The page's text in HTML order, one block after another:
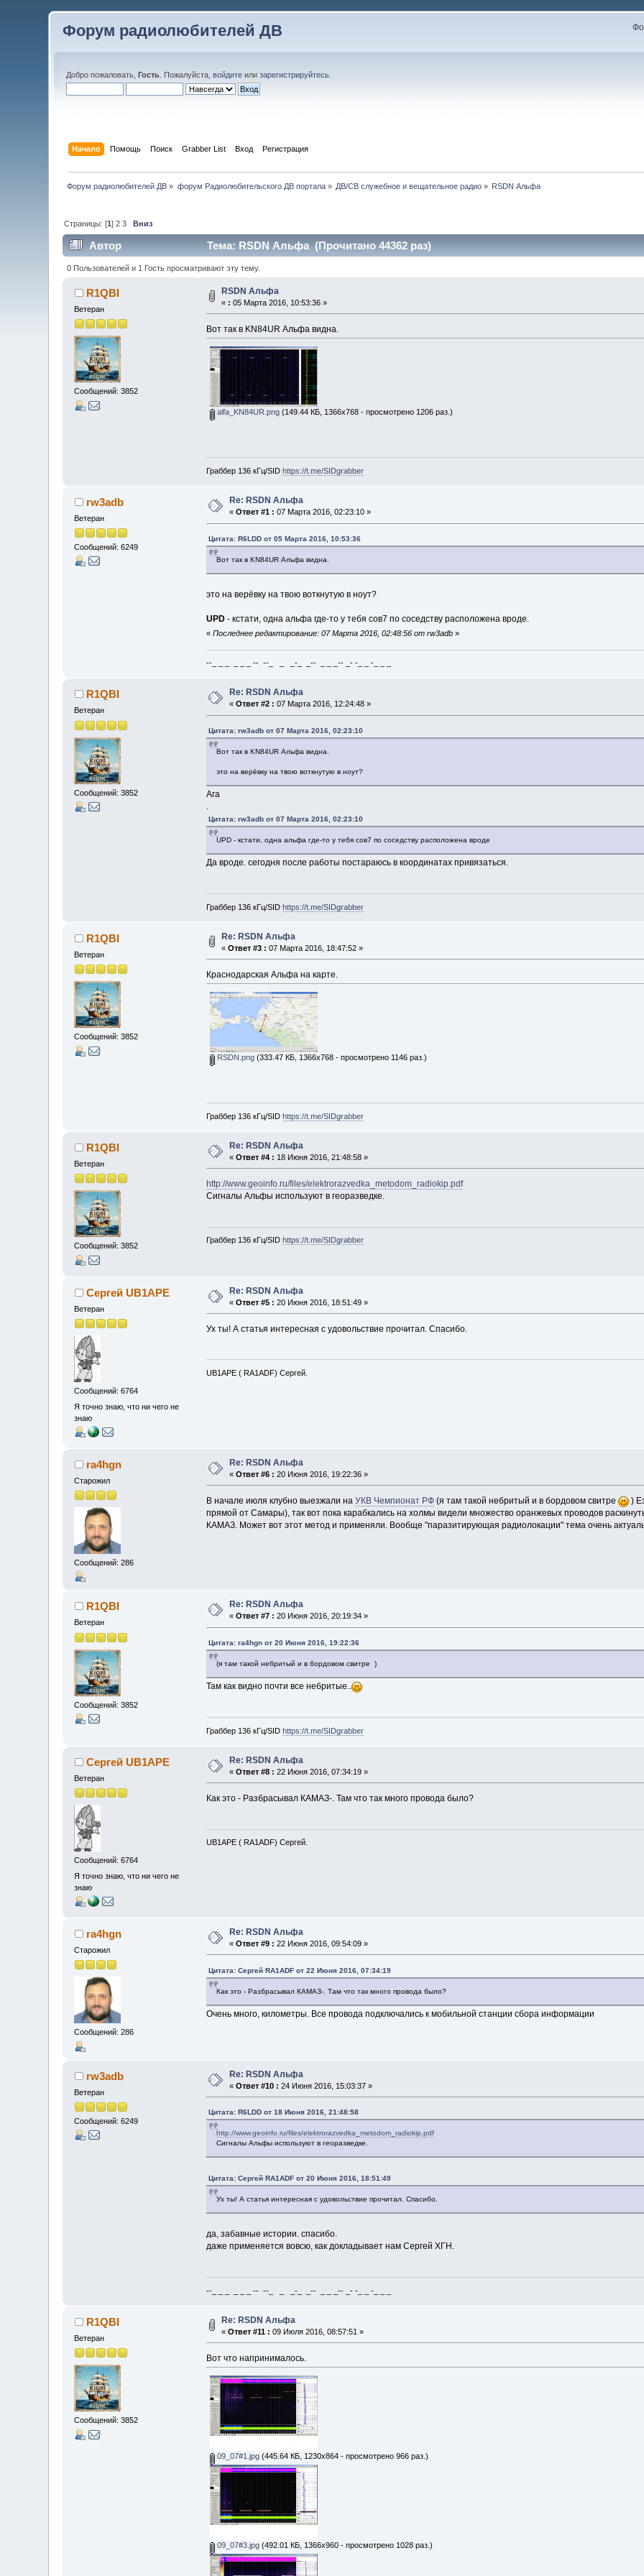
Форум радиолюбителей ДВ
Добро пожаловать,Гость . Пожалуйста,войдите илизарегистрируйтесь
Начало Помощь Поиск Grabber List Вход Регистрация
Форум радиолюбителей ДВ » форум Радиолюбительского ДВ портала» ДВ/СВ служебное и вещательное радио » RSDN Альфа
Страницы: [1]2 3 Вниз
Автор Тема: RSDN Альфа (Прочитано 44362 раз)
0 Пользователей и 1 Гость просматривают эту тему.
R1QBI
Ветеран
Сообщений: 3852
RSDN Альфа
« : 05 Марта 2016, 10:53:36 »
Вот так в KN84UR Альфа видна.
alfa_KN84UR.png (149.44 КБ, 1366x768 - просмотрено 1206 раз.)
Граббер 136 кГц/SID https://t.me/SIDgrabber
rw3adb
Ветеран
Сообщений: 6249
Re: RSDN Альфа
«Ответ #1 : 07 Марта 2016, 02:23:10 »
Цитата: R6LDD от 05 Марта 2016, 10:53:36
Вот так в KN84UR Альфа видна.
это на верёвку на твою воткнутую в ноут?
UPD- кстати, одна альфа где-то у тебя сов7 по соседству расположена вроде.
« Последнее редактирование: 07 Марта 2016, 02:48:56 от rw3adb»
--_ _ _ _ _ _ -- --_ _ _-_ _-- _ _ _-- _- -_ _ -_ _ _
R1QBI
Ветеран
Сообщений: 3852
Re: RSDN Альфа
«Ответ #2 : 07 Марта 2016, 12:24:48 »
Цитата: rw3adb от 07 Марта 2016, 02:23:10
Вот так в KN84UR Альфа видна.
это на верёвку на твою воткнутую в ноут?
Ага
.
Цитата: rw3adb от 07 Марта 2016, 02:23:10
UPD - кстати, одна альфа где-то у тебя сов7 по соседству расположена вроде
Да вроде. сегодня после работы постараюсь в координатах привязаться.
Граббер 136 кГц/SID https://t.me/SIDgrabber
R1QBI
Ветеран
Сообщений: 3852
Re: RSDN Альфа
«Ответ #3 : 07 Марта 2016, 18:47:52 »
Краснодарская Альфа на карте.
RSDN.png (333.47 КБ, 1366x768 - просмотрено 1146 раз.)
Граббер 136 кГц/SID https://t.me/SIDgrabber
R1QBI
Ветеран
Сообщений: 3852
Re: RSDN Альфа
«Ответ #4 : 18 Июня 2016, 21:48:58 »
http://www.geoinfo.ru/files/elektrorazvedka_metodom_radiokip.pdf
Сигналы Альфы используют в георазведке.
Граббер 136 кГц/SID https://t.me/SIDgrabber
Сергей UB1APE
Ветеран
Сообщений: 6764
Я точно знаю, что ни чего не
знаю
Re: RSDN Альфа
«Ответ #5 : 20 Июня 2016, 18:51:49 »
Ух ты! А статья интересная с удовольствие прочитал. Спасибо.
UB1APE ( RA1ADF) Сергей.
ra4hgn
Старожил
Сообщений: 286
Re: RSDN Альфа
«Ответ #6 : 20 Июня 2016, 19:22:36 »
В начале июля клубно выезжали на УКВ Чемпионат РФ(я там такой небритый и в бордовом свитре
)
прямой от Самары), так вот пока карабкались на холмы видели множество оранжевых проводов
КАМАЗ. Может вот этот метод и применяли. Вообще "паразитирующая радиолокации" тема очень
R1QBI
Ветеран
Сообщений: 3852
Re: RSDN Альфа
«Ответ #7 : 20 Июня 2016, 20:19:34 »
Цитата: ra4hgn от 20 Июня 2016, 19:22:36
(я там такой небритый и в бордовом свитре )
Там как видно почти все небритые..
Граббер 136 кГц/SID https://t.me/SIDgrabber
Сергей UB1APE
Ветеран
Сообщений: 6764
Я точно знаю, что ни чего не
знаю
Re: RSDN Альфа
«Ответ #8 : 22 Июня 2016, 07:34:19 »
Как это - Разбрасывал КАМАЗ-. Там что так много провода было?
UB1APE ( RA1ADF) Сергей.
ra4hgn
Старожил
Сообщений: 286
Re: RSDN Альфа
«Ответ #9 : 22 Июня 2016, 09:54:09 »
Цитата: Сергей RA1ADF от 22 Июня 2016, 07:34:19
Как это - Разбрасывал КАМАЗ-. Там что так много провода было?
Очень много, километры. Все провода подключались к мобильной станции сбора информации
rw3adb
Ветеран
Сообщений: 6249
Re: RSDN Альфа
«Ответ #10 : 24 Июня 2016, 15:03:37 »
Цитата: R6LDD от 18 Июня 2016, 21:48:58
http://www.geoinfo.ru/files/elektrorazvedka_metodom_radiokip.pdf
Сигналы Альфы используют в георазведке.
Цитата: Сергей RA1ADF от 20 Июня 2016, 18:51:49
Ух ты! А статья интересная с удовольствие прочитал. Спасибо.
да, забавные истории. спасибо.
даже применяется вовсю, как докладывает нам Сергей ХГН.
--_ _ _ _ _ _ -- --_ _ _-_ _-- _ _ _-- _- -_ _ -_ _ _
R1QBI
Ветеран
Сообщений: 3852
Re: RSDN Альфа
«Ответ #11 : 09 Июля 2016, 08:57:51 »
Вот что напринималось.
09_07#1.jpg (445.64 КБ, 1230x864 - просмотрено 966 раз.)
09_07#3.jpg (492.01 КБ, 1366x960 - просмотрено 1028 раз.)